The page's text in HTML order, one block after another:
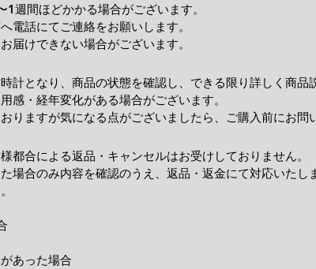
週間ほどかかる場合がございます。
電話にてご連絡をお願いします。
届けできない場合がございます。
計となり、商品の状態を確認し、できる限り詳しく商
感・経年変化がある場合がございます。
りますが気になる点がございましたら、ご購入前にお問
都合による返品・キャンセルはお受けしておりません。
場合のみ内容を確認のうえ、返品・返金にて対応いたし
あった場合